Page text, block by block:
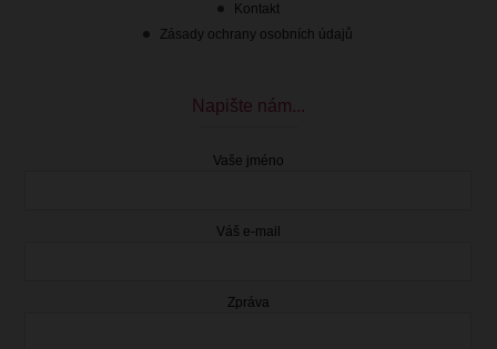
Kontakt
Zásady ochrany osobních údajů
Napište nám...
Vaše jméno
Váš e-mail
Zpráva